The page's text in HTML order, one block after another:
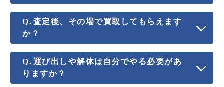
査定後、その場で買取してもらえます
か？
運び出しや解体は自分でやる必要があ
りますか？